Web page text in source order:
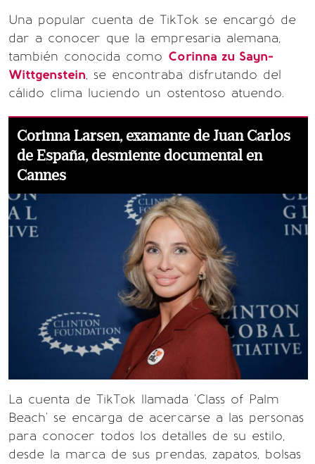
Una popular cuenta de TikTok se encargó de
dar a conocer que la empresaria alemana,
también conocida como Corinna zu Sayn-
Wittgenstein, se encontraba disfrutando del
cálido clima luciendo un ostentoso atuendo.
Corinna Larsen, examante de Juan Carlos
de España, desmiente documental en
Cannes
La cuenta de TikTok llamada 'Class of Palm
Beach' se encarga de acercarse a las personas
para conocer todos los detalles de su estilo,
desde la marca de sus prendas, zapatos, bolsas